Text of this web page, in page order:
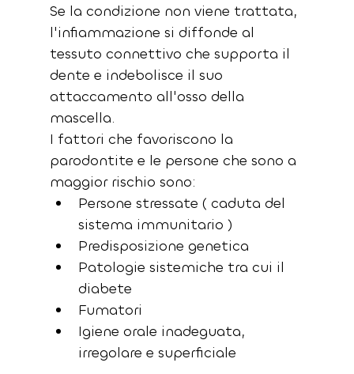
Se la condizione non viene trattata,
l'infiammazione si diffonde al
tessuto connettivo che supporta il
dente e indebolisce il suo
attaccamento all'osso della
mascella.
I fattori che favoriscono la
parodontite e le persone che sono a
maggior rischio sono:
Persone stressate ( caduta del
sistema immunitario )
Predisposizione genetica
Patologie sistemiche tra cui il
diabete
Fumatori
Igiene orale inadeguata,
irregolare e superficiale